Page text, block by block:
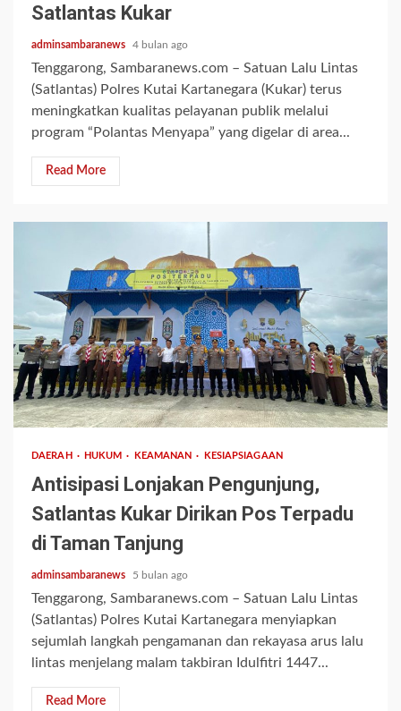
Satlantas Kukar
adminsambaranews 4 bulan ago
Tenggarong, Sambaranews.com – Satuan Lalu Lintas
(Satlantas) Polres Kutai Kartanegara (Kukar) terus
meningkatkan kualitas pelayanan publik melalui
program “Polantas Menyapa” yang digelar di area...
Read More
2 min read
DAERAH HUKUM KEAMANAN KESIAPSIAGAAN
Antisipasi Lonjakan Pengunjung,
Satlantas Kukar Dirikan Pos Terpadu
di Taman Tanjung
adminsambaranews 5 bulan ago
Tenggarong, Sambaranews.com – Satuan Lalu Lintas
(Satlantas) Polres Kutai Kartanegara menyiapkan
sejumlah langkah pengamanan dan rekayasa arus lalu
lintas menjelang malam takbiran Idulfitri 1447...
Read More